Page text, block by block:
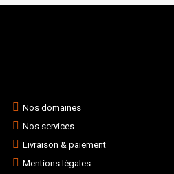
Nos domaines
Nos services
Livraison & paiement
Mentions légales